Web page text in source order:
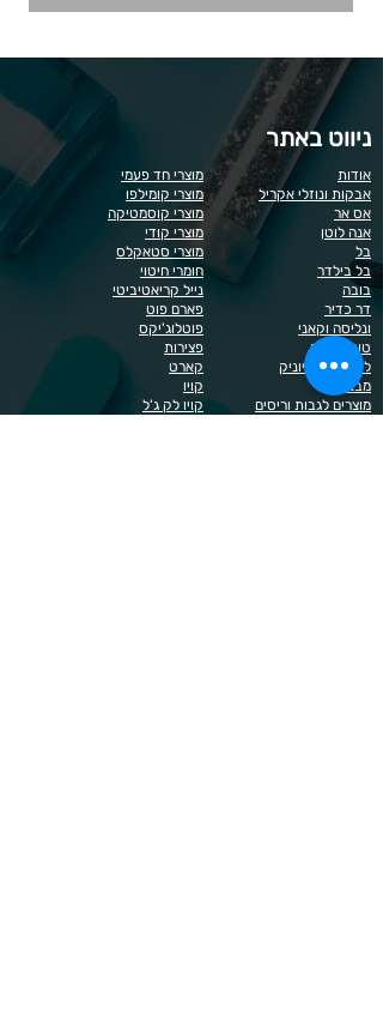
ניווט באתר
מוצרי חד פעמי
מוצרי קומילפו
מוצרי קוסמטיקה
מוצרי קודי
מוצרי סטאקלס
חומרי חיטוי
נייל קריאטיביטי
פארם פוט
פוטלוג'יקס
פצירות
קארט
קויו
קויו לק ג'ל
אודות
אבקות ונוזלי אקריל
אס אר
אנה לוטן
בל
בל בילדר
בובה
דר כדיר
ונליסה וקאני
טופ / בייס
לק רגיל לה יוניק
מבצעים
מוצרים לגבות וריסים